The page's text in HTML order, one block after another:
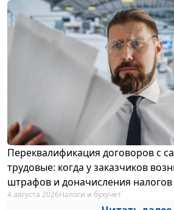
Переквалификация договоров с
трудовые: когда у заказчиков
штрафов и доначисления налогов
4 августа 2026Налоги и бухучет